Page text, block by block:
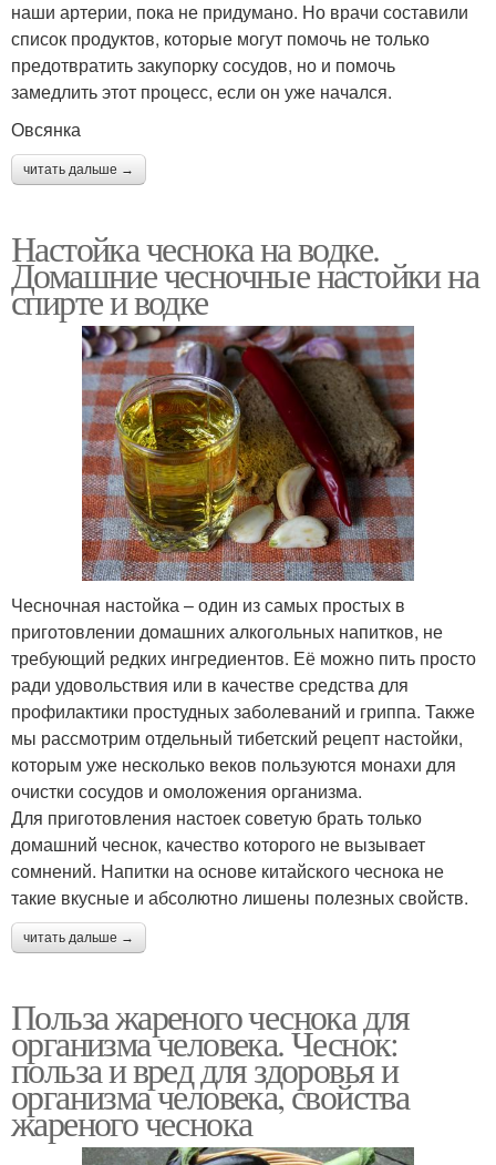
наши артерии, пока не придумано. Но врачи составили
список продуктов, которые могут помочь не только
предотвратить закупорку сосудов, но и помочь
замедлить этот процесс, если он уже начался.
Овсянка
читать дальше →
Настойка чеснока на водке.
Домашние чесночные настойки на
спирте и водке
Чесночная настойка – один из самых простых в
приготовлении домашних алкогольных напитков, не
требующий редких ингредиентов. Её можно пить просто
ради удовольствия или в качестве средства для
профилактики простудных заболеваний и гриппа. Также
мы рассмотрим отдельный тибетский рецепт настойки,
которым уже несколько веков пользуются монахи для
очистки сосудов и омоложения организма.
Для приготовления настоек советую брать только
домашний чеснок, качество которого не вызывает
сомнений. Напитки на основе китайского чеснока не
такие вкусные и абсолютно лишены полезных свойств.
читать дальше →
Польза жареного чеснока для
организма человека. Чеснок:
польза и вред для здоровья и
организма человека, свойства
жареного чеснока